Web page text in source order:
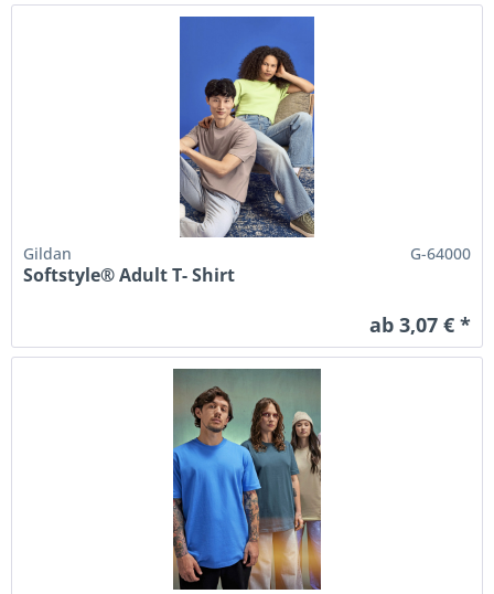
Gildan G-64000
Softstyle® Adult T- Shirt
ab 3,07 € *